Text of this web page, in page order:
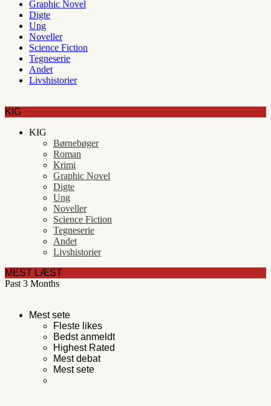
Graphic Novel
Digte
Ung
Noveller
Science Fiction
Tegneserie
Andet
Livshistorier
KIG
KIG
Børnebøger
Roman
Krimi
Graphic Novel
Digte
Ung
Noveller
Science Fiction
Tegneserie
Andet
Livshistorier
MEST LÆST
Past 3 Months
Mest sete
Fleste likes
Bedst anmeldt
Highest Rated
Mest debat
Mest sete